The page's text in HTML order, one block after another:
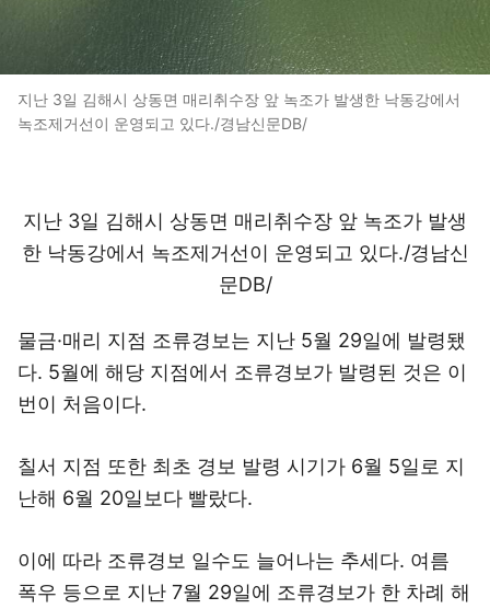
지난 3일 김해시 상동면 매리취수장 앞 녹조가 발생한 낙동강에서
녹조제거선이 운영되고 있다./경남신문DB/
지난 3일 김해시 상동면 매리취수장 앞 녹조가 발생
한 낙동강에서 녹조제거선이 운영되고 있다./경남신
문DB/
물금·매리 지점 조류경보는 지난 5월 29일에 발령됐
다. 5월에 해당 지점에서 조류경보가 발령된 것은 이
번이 처음이다.
칠서 지점 또한 최초 경보 발령 시기가 6월 5일로 지
난해 6월 20일보다 빨랐다.
이에 따라 조류경보 일수도 늘어나는 추세다. 여름
폭우 등으로 지난 7월 29일에 조류경보가 한 차례 해